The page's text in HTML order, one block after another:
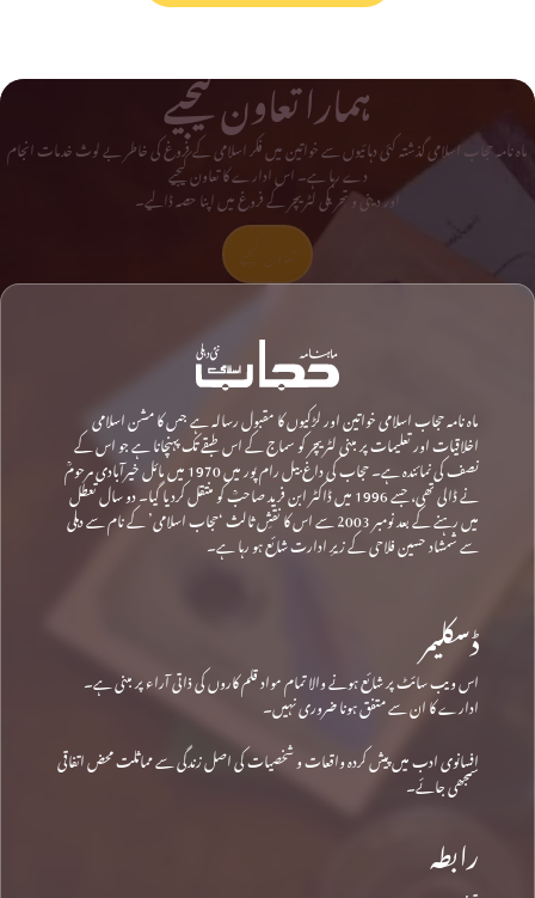
ہمارا تعاون کیجیے
ماہ نامہ حجاب اسلامی گذشتہ کئی دہائیوں سے خواتین میں فکر اسلامی کے فروغ کی خاطر بے لوث خدمات انجام
دے رہا ہے۔ اس ادارے کا تعاون کیجیے
اور دینی و تحریکی لٹریچر کے فروغ میں اپنا حصہ ڈالیے۔
ماہ نامہ حجاب اسلامی خواتین اور لڑکیوں کا مقبول رسالہ ہے جس کا مشن اسلامی
اخلاقیات اور تعلیمات پر مبنی لٹریچر کو سماج کے اس طبقے تک پہنچانا ہے جو اس کے
نصف کی نمائندہ ہے۔ حجاب کی داغ بیل رام پور میں 1970 میں مائل خیرآبادی مرحومؒ
نے ڈالی تھی، جسے 1996 میں ڈاکٹر ابن فرید صاحبؒ کو منتقل کردیا گیا۔ دو سال تعطل
میں رہنے کے بعد نومبر 2003 سے اس کا نقشِ ثالث ‘حجاب اسلامی’ کے نام سے دہلی
سے شمشاد حسین فلاحی کے زیرِ ادارت شائع ہو رہا ہے۔
ڈسکلیمر
اس ویب سائٹ پر شائع ہونے والا تمام مواد قلم کاروں کی ذاتی آراء پر مبنی ہے۔
ادارے کا ان سے متفق ہونا ضروری نہیں۔
افسانوی ادب میں پیش کردہ واقعات و شخصیات کی اصل زندگی سے مماثلت محض اتفاقی
سمجھی جائے۔
رابطہ